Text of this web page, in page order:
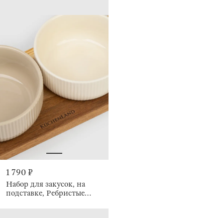
1 790 ₽
Набор для закусок, на
подставке, Ребристые